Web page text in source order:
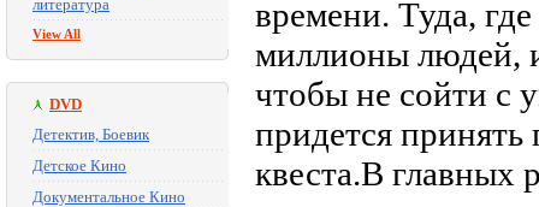
литература
View All
DVD
Детектив, Боевик
Детское Кино
Документальное Кино
времени. Туда,
миллионы людей,
чтобы не сойти с
придется принять
квеста.В главных